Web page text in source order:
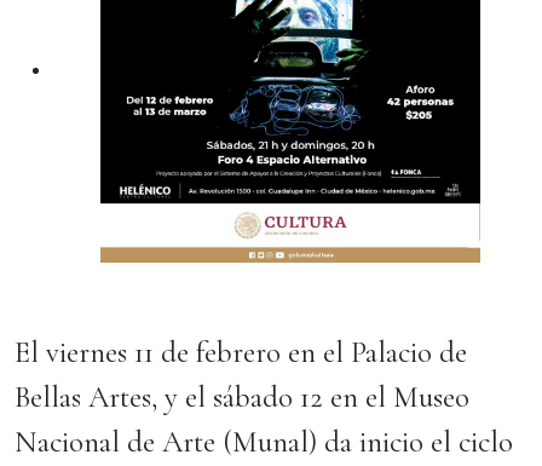
El viernes 11 de febrero en el Palacio de
Bellas Artes, y el sábado 12 en el Museo
Nacional de Arte (Munal) da inicio el ciclo